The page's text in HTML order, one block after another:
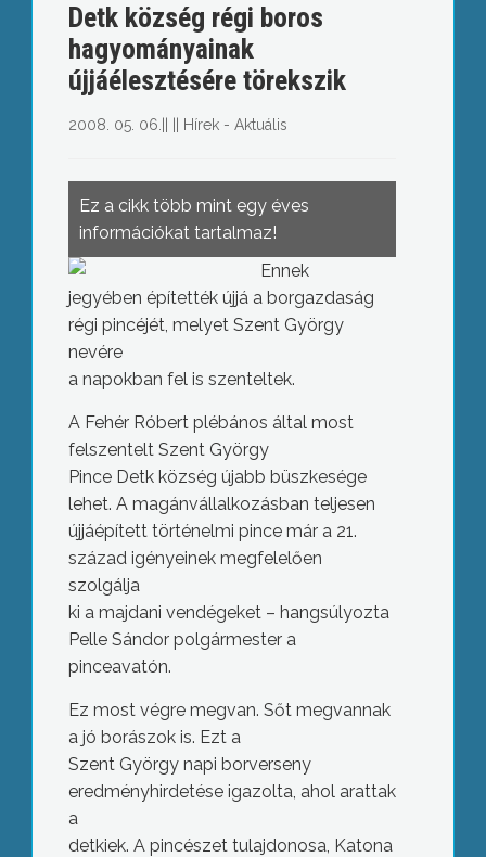
Detk község régi boros
hagyományainak
újjáélesztésére törekszik
2008. 05. 06. Hírek - Aktuális
Ez a cikk több mint egy éves
információkat tartalmaz!
Ennek
jegyében építették újjá a borgazdaság
régi pincéjét, melyet Szent György
nevére
a napokban fel is szenteltek.
A Fehér Róbert plébános által most
felszentelt Szent György
Pince Detk község újabb büszkesége
lehet. A magánvállalkozásban teljesen
újjáépített történelmi pince már a 21.
század igényeinek megfelelően
szolgálja
ki a majdani vendégeket – hangsúlyozta
Pelle Sándor polgármester a
pinceavatón.
Ez most végre megvan. Sőt megvannak
a jó borászok is. Ezt a
Szent György napi borverseny
eredményhirdetése igazolta, ahol arattak
a
detkiek. A pincészet tulajdonosa, Katona